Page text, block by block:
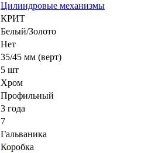
Цилиндровые механизмы
КРИТ
Белый/Золото
Нет
35/45 мм (верт)
5 шт
Хром
Профильный
3 года
7
Гальваника
Коробка